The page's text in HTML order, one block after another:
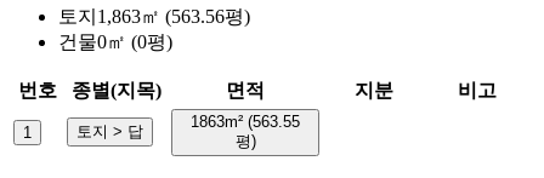
토지 1,863㎡ (563.56평)
건물0㎡ (0평)
번호 종별(지목) 면적 지분 비고
1 토지 > 답
1863m² (563.55
평)